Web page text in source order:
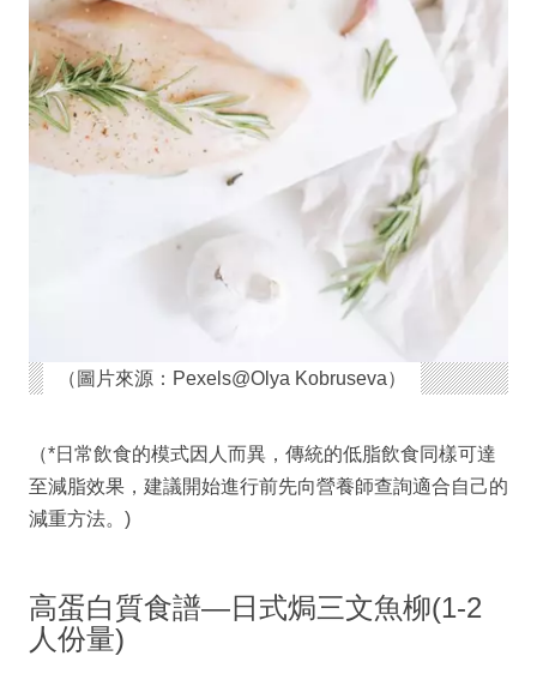
（圖片來源：Pexels@Olya Kobruseva）
（*日常飲食的模式因人而異，傳統的低脂飲食同樣可達
至減脂效果，建議開始進行前先向營養師查詢適合自己的
減重方法。)
高蛋白質食譜—日式焗三文魚柳(1-2
人份量)